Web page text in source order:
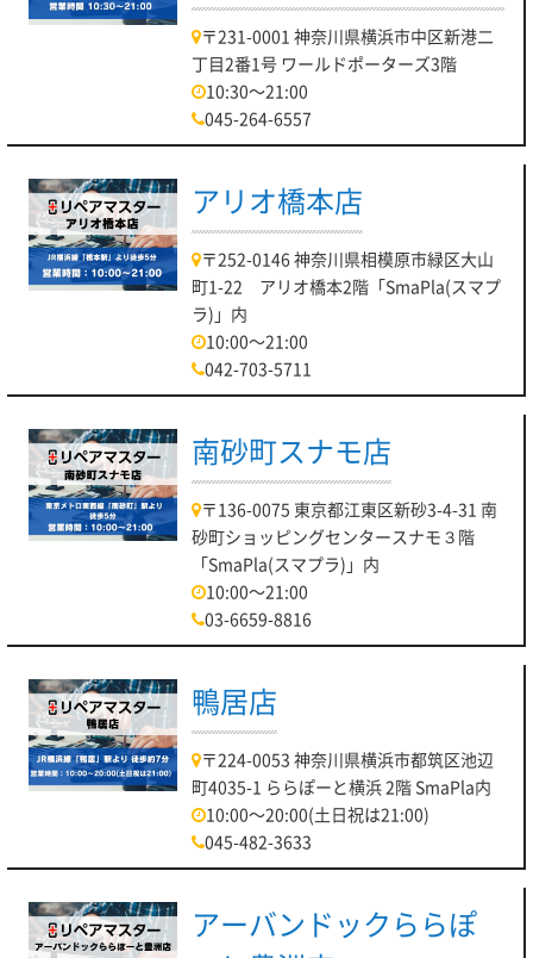
〒231-0001 神奈川県横浜市中区新港二
丁目2番1号 ワールドポーターズ3階
10:30～21:00
045-264-6557
アリオ橋本店
〒252-0146 神奈川県相模原市緑区大山
町1-22 アリオ橋本2階「SmaPla(スマプ
ラ)」内
10:00～21:00
042-703-5711
南砂町スナモ店
〒136-0075 東京都江東区新砂3-4-31 南
砂町ショッピングセンタースナモ３階
「SmaPla(スマプラ)」内
10:00～21:00
03-6659-8816
鴨居店
〒224-0053 神奈川県横浜市都筑区池辺
町4035-1 ららぽーと横浜 2階 SmaPla内
10:00～20:00(土日祝は21:00)
045-482-3633
アーバンドックららぽ